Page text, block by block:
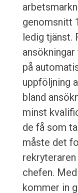
genomsnitt
ledig tjänst.
på
uppföljning
bland
minst
de få som
måste det
chefen.
kommer in